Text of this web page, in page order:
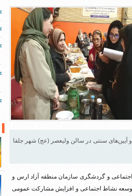
آیین‌های سنتی در سالن ولیعصر (عج) شهر جلفا
و گردشگری سازمان منطقه آزاد ارس و
توسعه نشاط اجتماعی و افزایش مشارکت عمومی